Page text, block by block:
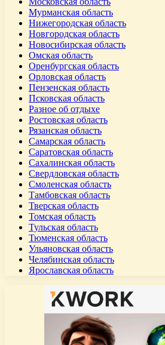
Мурманская область
Нижегородская область
Новгородская область
Новосибирская область
Омская область
Оренбургская область
Орловская область
Пензенская область
Псковская область
Разное об отдыхе
Ростовская область
Рязанская область
Самарская область
Саратовская область
Сахалинская область
Свердловская область
Смоленская область
Тамбовская область
Тверская область
Томская область
Тульская область
Тюменская область
Ульяновская область
Челябинская область
Ярославская область